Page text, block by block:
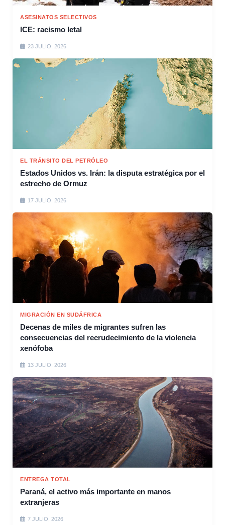
ASESINATOS SELECTIVOS
ICE: racismo letal
23 JULIO, 2026
EL TRÁNSITO DEL PETRÓLEO
Estados Unidos vs. Irán: la disputa estratégica por el
estrecho de Ormuz
17 JULIO, 2026
MIGRACIÓN EN SUDÁFRICA
Decenas de miles de migrantes sufren las
consecuencias del recrudecimiento de la violencia
xenófoba
13 JULIO, 2026
ENTREGA TOTAL
Paraná, el activo más importante en manos
extranjeras
7 JULIO, 2026